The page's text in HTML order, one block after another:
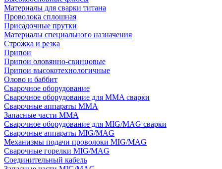
Материалы для сварки титана
Проволока сплошная
Присадочные прутки
Материалы специального назначения
Строжка и резка
Припои
Припои оловянно-свинцовые
Припои высокотехнологичные
Олово и баббит
Сварочное оборудование
Сварочное оборудование для MMA сварки
Сварочные аппараты MMA
Запасные части MMA
Сварочное оборудование для MIG/MAG сварки
Сварочные аппараты MIG/MAG
Механизмы подачи проволоки MIG/MAG
Сварочные горелки MIG/MAG
Соединительный кабель